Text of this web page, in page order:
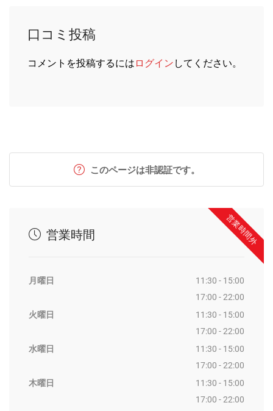
口コミ投稿
コメントを投稿するには ログイン してください。
このページは非認証です。
営業時間外
営業時間
月曜日
11:30 - 15:00
17:00 - 22:00
火曜日
11:30 - 15:00
17:00 - 22:00
水曜日
11:30 - 15:00
17:00 - 22:00
木曜日
11:30 - 15:00
17:00 - 22:00